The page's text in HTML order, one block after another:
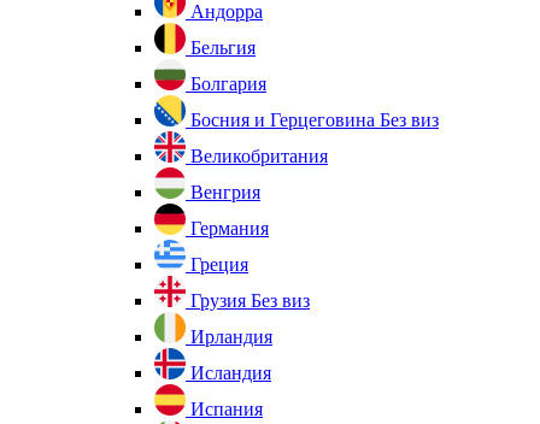
Андорра
Бельгия
Болгария
Босния и Герцеговина Без виз
Великобритания
Венгрия
Германия
Греция
Грузия Без виз
Ирландия
Исландия
Испания